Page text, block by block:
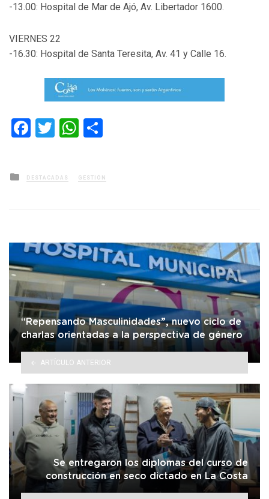
-13.00: Hospital de Mar de Ajó, Av. Libertador 1600.
VIERNES 22
-16.30: Hospital de Santa Teresita, Av. 41 y Calle 16.
Facebook
TwitterWhatsApp
Posted
in
DESTACADAS GESTIÓN
“Repensando Masculinidades”, nuevo ciclo de
charlas orientadas a la perspectiva de género
ARTÍCULO ANTERIOR
Se entregaron los diplomas del curso de
construcción en seco dictado en La Costa